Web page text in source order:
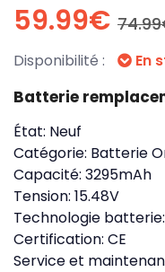
59.99€
Disponibilité : En
Batterie
État: Neuf
Catégorie: Batterie
Capacité: 3295mAh
Tension: 15.48V
Technologie batterie:
Certification: CE
Service et